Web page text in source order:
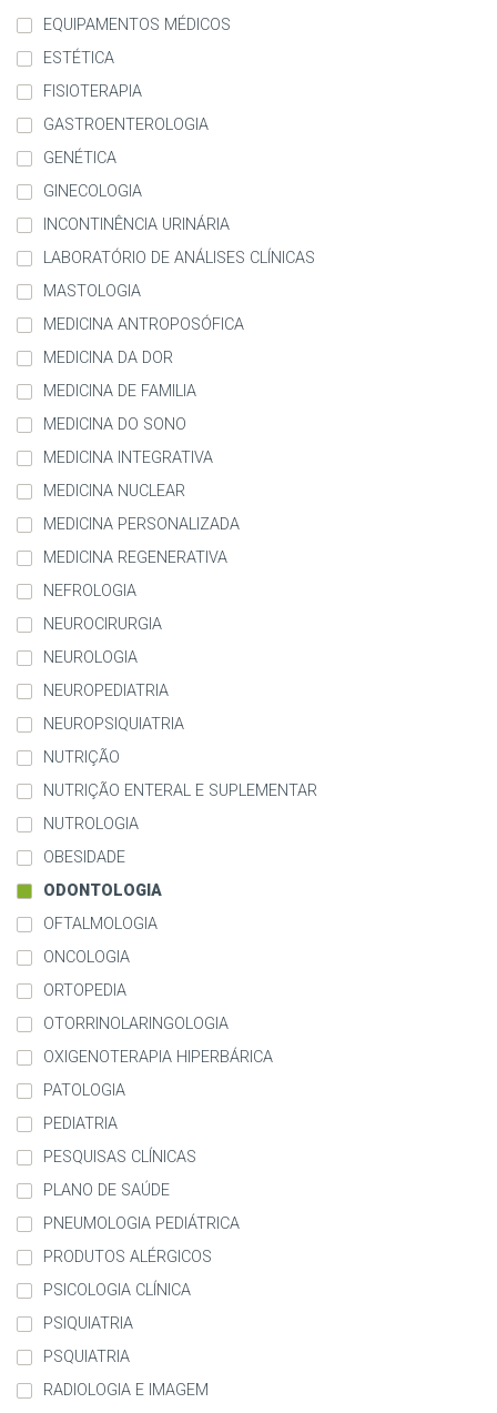
EQUIPAMENTOS MÉDICOS
ESTÉTICA
FISIOTERAPIA
GASTROENTEROLOGIA
GENÉTICA
GINECOLOGIA
INCONTINÊNCIA URINÁRIA
LABORATÓRIO DE ANÁLISES CLÍNICAS
MASTOLOGIA
MEDICINA ANTROPOSÓFICA
MEDICINA DA DOR
MEDICINA DE FAMILIA
MEDICINA DO SONO
MEDICINA INTEGRATIVA
MEDICINA NUCLEAR
MEDICINA PERSONALIZADA
MEDICINA REGENERATIVA
NEFROLOGIA
NEUROCIRURGIA
NEUROLOGIA
NEUROPEDIATRIA
NEUROPSIQUIATRIA
NUTRIÇÃO
NUTRIÇÃO ENTERAL E SUPLEMENTAR
NUTROLOGIA
OBESIDADE
ODONTOLOGIA
OFTALMOLOGIA
ONCOLOGIA
ORTOPEDIA
OTORRINOLARINGOLOGIA
OXIGENOTERAPIA HIPERBÁRICA
PATOLOGIA
PEDIATRIA
PESQUISAS CLÍNICAS
PLANO DE SAÚDE
PNEUMOLOGIA PEDIÁTRICA
PRODUTOS ALÉRGICOS
PSICOLOGIA CLÍNICA
PSIQUIATRIA
PSQUIATRIA
RADIOLOGIA E IMAGEM